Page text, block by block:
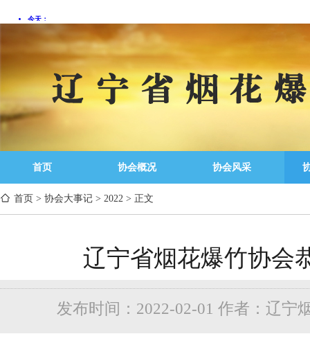
首页 协会概况 协会风采
首页 > 协会大事记 > 2022 > 正文
辽宁省烟花爆竹协会
发布时间：2022-02-01 作者：辽宁